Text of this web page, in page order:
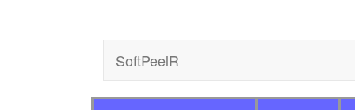
SoftPeelR